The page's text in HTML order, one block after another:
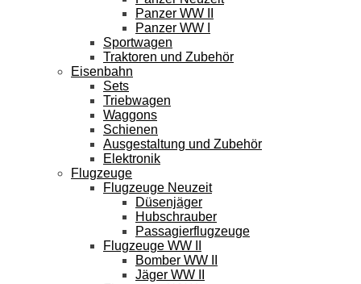
Panzer WW II
Panzer WW I
Sportwagen
Traktoren und Zubehör
Eisenbahn
Sets
Triebwagen
Waggons
Schienen
Ausgestaltung und Zubehör
Elektronik
Flugzeuge
Flugzeuge Neuzeit
Düsenjäger
Hubschrauber
Passagierflugzeuge
Flugzeuge WW II
Bomber WW II
Jäger WW II